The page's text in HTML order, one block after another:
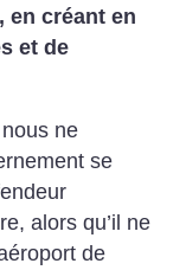
en créant en
et de
ne
se
alors qu’il ne
de